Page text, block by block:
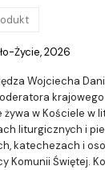
Życie, 2026
Wojciecha
w Kościele w
liturgicznych i
katechezach i
Komunii Świętej.